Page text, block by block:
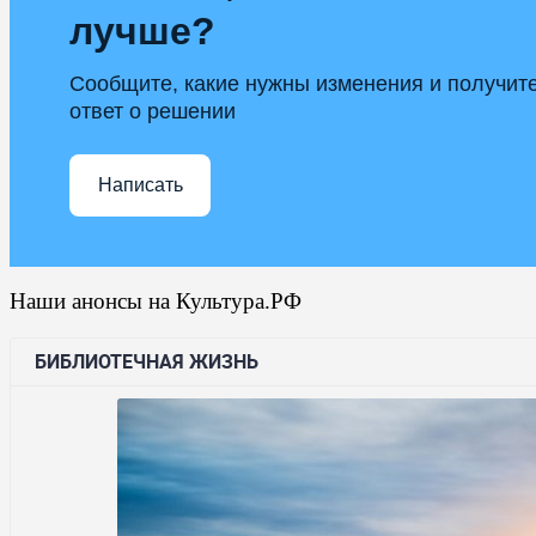
лучше?
Сообщите, какие нужны изменения и
ответ о решении
Написать
Наши анонсы на Культура.РФ